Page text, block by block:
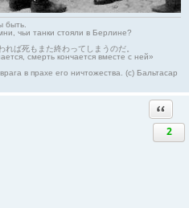
быть.
чьи танки стояли в Берлине?
ば死もまた終わってしまうのだ。
смерть кончается вместе с ней»
в прахе его ничтожества. (с) Бальтасар
2